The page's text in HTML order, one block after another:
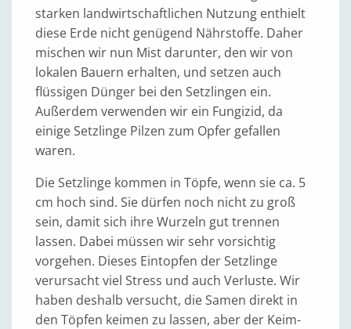
starken landwirtschaftlichen Nutzung enthielt
diese Erde nicht genügend Nährstoffe. Daher
mischen wir nun Mist darunter, den wir von
lokalen Bauern erhalten, und setzen auch
flüssigen Dünger bei den Setzlingen ein.
Außerdem verwenden wir ein Fungizid, da
einige Setzlinge Pilzen zum Opfer gefallen
waren.
Die Setzlinge kommen in Töpfe, wenn sie ca. 5
cm hoch sind. Sie dürfen noch nicht zu groß
sein, damit sich ihre Wurzeln gut trennen
lassen. Dabei müssen wir sehr vorsichtig
vorgehen. Dieses Eintopfen der Setzlinge
verursacht viel Stress und auch Verluste. Wir
haben deshalb versucht, die Samen direkt in
den Töpfen keimen zu lassen, aber der Keim-